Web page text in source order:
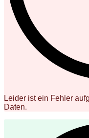
Leider ist ein Fehler
Daten.